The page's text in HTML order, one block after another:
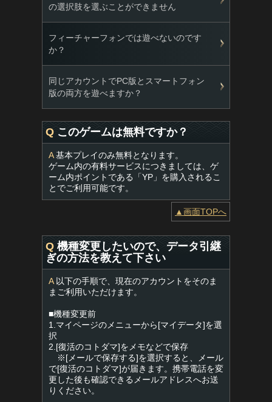
の選択肢を選ぶことができません
フィーチャーフォンでは遊べないのです
か？
同じアカウントでPC版とスマートフォン
版の両方を遊べますか？
Q このゲームは無料ですか？
A基本プレイのみ無料となります。
ゲーム内の有料サービスにつきましては、ゲ
ーム内ポイントである「YP」を購入されるこ
とでご利用可能です。
▲画面TOPへ
Q 機種変更したいので、データ引継
ぎの方法を教えて下さい
A以下の手順で、現在のアカウントをそのま
まご利用いただけます。
■機種変更前
1.マイページのメニューから[マイデータ]を選
択
2.[復活のコトダマ]をメモなどで保存
※[メールで保存する]を選択すると、メール
で[復活のコトダマ]が届きます。携帯電話を変
更した後も確認できるメールアドレスへお送
りください。